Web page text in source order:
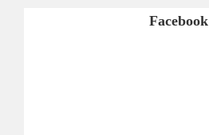
Facebook